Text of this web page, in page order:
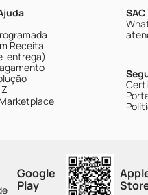
Receita
entrega)
Google
Play